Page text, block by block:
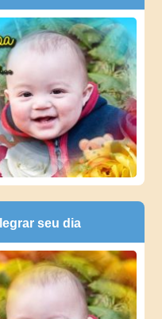
seu dia